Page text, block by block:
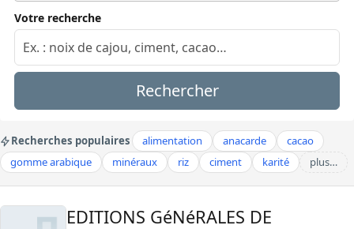
Votre recherche
Rechercher
Recherches populaires alimentation anacarde
cacao
gomme arabique
minéraux riz ciment karité plus…
EDITIONS GéNéRALES DE